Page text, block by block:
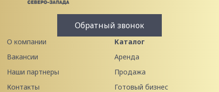
Обратный звонок
О компании
Вакансии
Наши партнеры
Контакты
Каталог
Аренда
Продажа
Готовый бизнес